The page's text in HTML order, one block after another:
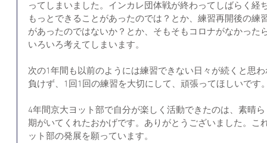
ってしまいました。インカレ団体戦が終わってしばらく経
もっとできることがあったのでは？とか、練習再開後の練
があったのではないか？とか、そもそもコロナがなかった
いろいろ考えてしまいます。
次の1年間も以前のようには練習できない日々が続くと思
負けず、1回1回の練習を大切にして、頑張ってほしいです
4年間京大ヨット部で自分が楽しく活動できたのは、素晴
期がいてくれたおかげです。ありがとうございました。こ
ット部の発展を願っています。